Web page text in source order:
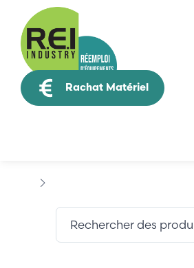
Rachat Matériel
Rechercher des